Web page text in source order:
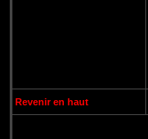
Revenir en haut